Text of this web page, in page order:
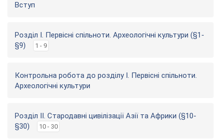
Вступ
Розділ І. Первісні спільноти. Археологічні культури (§1-
§9)
1 - 9
Контрольна робота до розділу I. Первісні спільноти.
Археологічні культури
Розділ II. Стародавні цивілізації Азії та Африки (§10-
§30)
10 - 30